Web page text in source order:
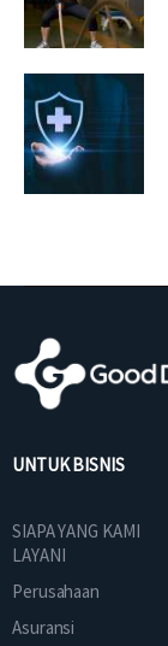
UNTUK BISNIS
SIAPA YANG KAMI
LAYANI
Perusahaan
Asuransi